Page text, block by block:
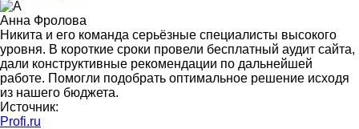
Анна Фролова
Никита и его команда серьёзные специалисты высокого
уровня. В короткие сроки провели бесплатный аудит сайта,
дали конструктивные рекомендации по дальнейшей
работе. Помогли подобрать оптимальное решение исходя
из нашего бюджета.
Источник:
Profi.ru